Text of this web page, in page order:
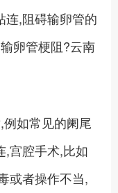
连,阻碍输卵管的
卵管梗阻?云南
如常见的阑尾
,宫腔手术,比如
或者操作不当,